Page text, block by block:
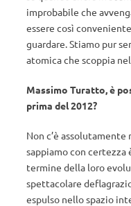
improbabile che
essere così
guardare. Stiamo pur
atomica che scoppia
Massimo Turatto, è
prima del 2012?
Non c’è
sappiamo con
termine della loro
spettacolare
espulso nello spazio